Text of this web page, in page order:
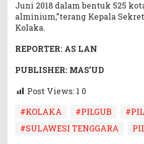
Juni 2018 dalam bentuk 525
alminium,”terang Kepala
Kolaka.
REPORTER: AS LAN
PUBLISHER: MAS’UD
Post Views: 1 0
#KOLAKA
#PILGUB
#SULAWESI TENGGARA